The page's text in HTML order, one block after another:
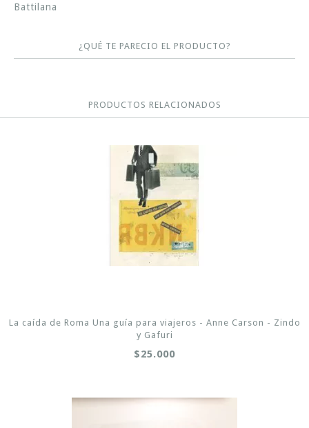
Battilana
¿QUÉ TE PARECIO EL PRODUCTO?
PRODUCTOS RELACIONADOS
La caída de Roma Una guía para viajeros - Anne Carson - Zindo
y Gafuri
$25.000